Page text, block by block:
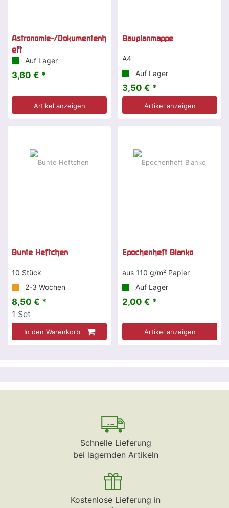
Astronomie-/Dokumentenh
eft
Auf Lager
3,60 € *
Artikel anzeigen
Bauplanmappe
A4
Auf Lager
3,50 € *
Artikel anzeigen
Bunte Heftchen
10 Stück
2-3 Wochen
8,50 € *
1 Set
In den Warenkorb
Epochenheft Blanko
aus 110 g/m² Papier
Auf Lager
2,00 € *
Artikel anzeigen
Schnelle Lieferung
bei lagernden Artikeln
Kostenlose Lieferung in